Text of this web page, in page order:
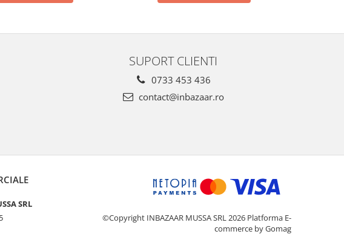
SUPORT CLIENTI
0733 453 436
contact@inbazaar.ro
SRL
©Copyright INBAZAAR MUSSA SRL 2026 Platforma E-
commerce by Gomag